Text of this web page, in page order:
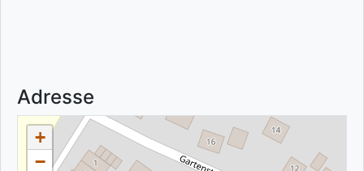
Adresse
+
−